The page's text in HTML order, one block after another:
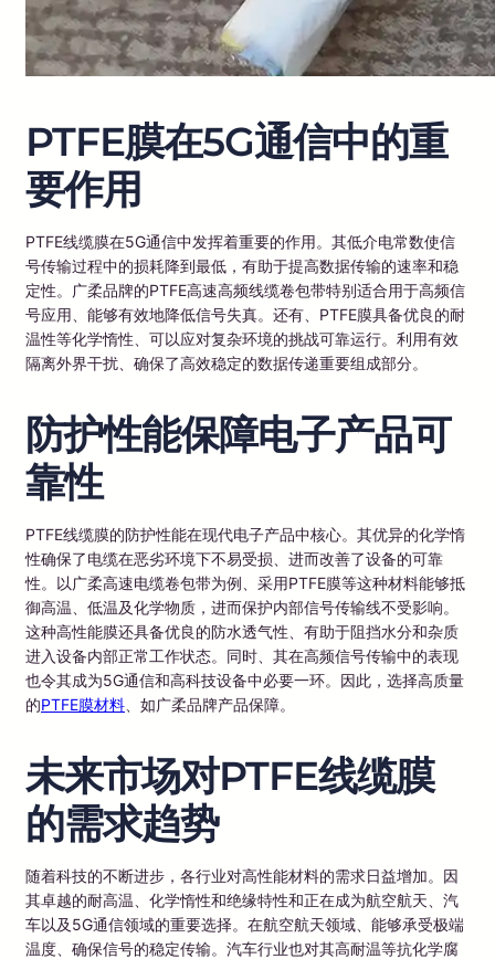
PTFE膜在5G通信中的重
要作用
PTFE线缆膜在5G通信中发挥着重要的作用。其低介电常数使信
号传输过程中的损耗降到最低，有助于提高数据传输的速率和稳
定性。广柔品牌的PTFE高速高频线缆卷包带特别适合用于高频信
号应用、能够有效地降低信号失真。还有、PTFE膜具备优良的耐
温性等化学惰性、可以应对复杂环境的挑战可靠运行。利用有效
隔离外界干扰、确保了高效稳定的数据传递重要组成部分。
防护性能保障电子产品可
靠性
PTFE线缆膜的防护性能在现代电子产品中核心。其优异的化学惰
性确保了电缆在恶劣环境下不易受损、进而改善了设备的可靠
性。以广柔高速电缆卷包带为例、采用PTFE膜等这种材料能够抵
御高温、低温及化学物质，进而保护内部信号传输线不受影响。
这种高性能膜还具备优良的防水透气性、有助于阻挡水分和杂质
进入设备内部正常工作状态。同时、其在高频信号传输中的表现
也令其成为5G通信和高科技设备中必要一环。因此，选择高质量
的PTFE膜材料 、如广柔品牌产品保障。
未来市场对PTFE线缆膜
的需求趋势
随着科技的不断进步，各行业对高性能材料的需求日益增加。因
其卓越的耐高温、化学惰性和绝缘特性和正在成为航空航天、汽
车以及5G通信领域的重要选择。在航空航天领域、能够承受极端
温度、确保信号的稳定传输。汽车行业也对其高耐温等抗化学腐